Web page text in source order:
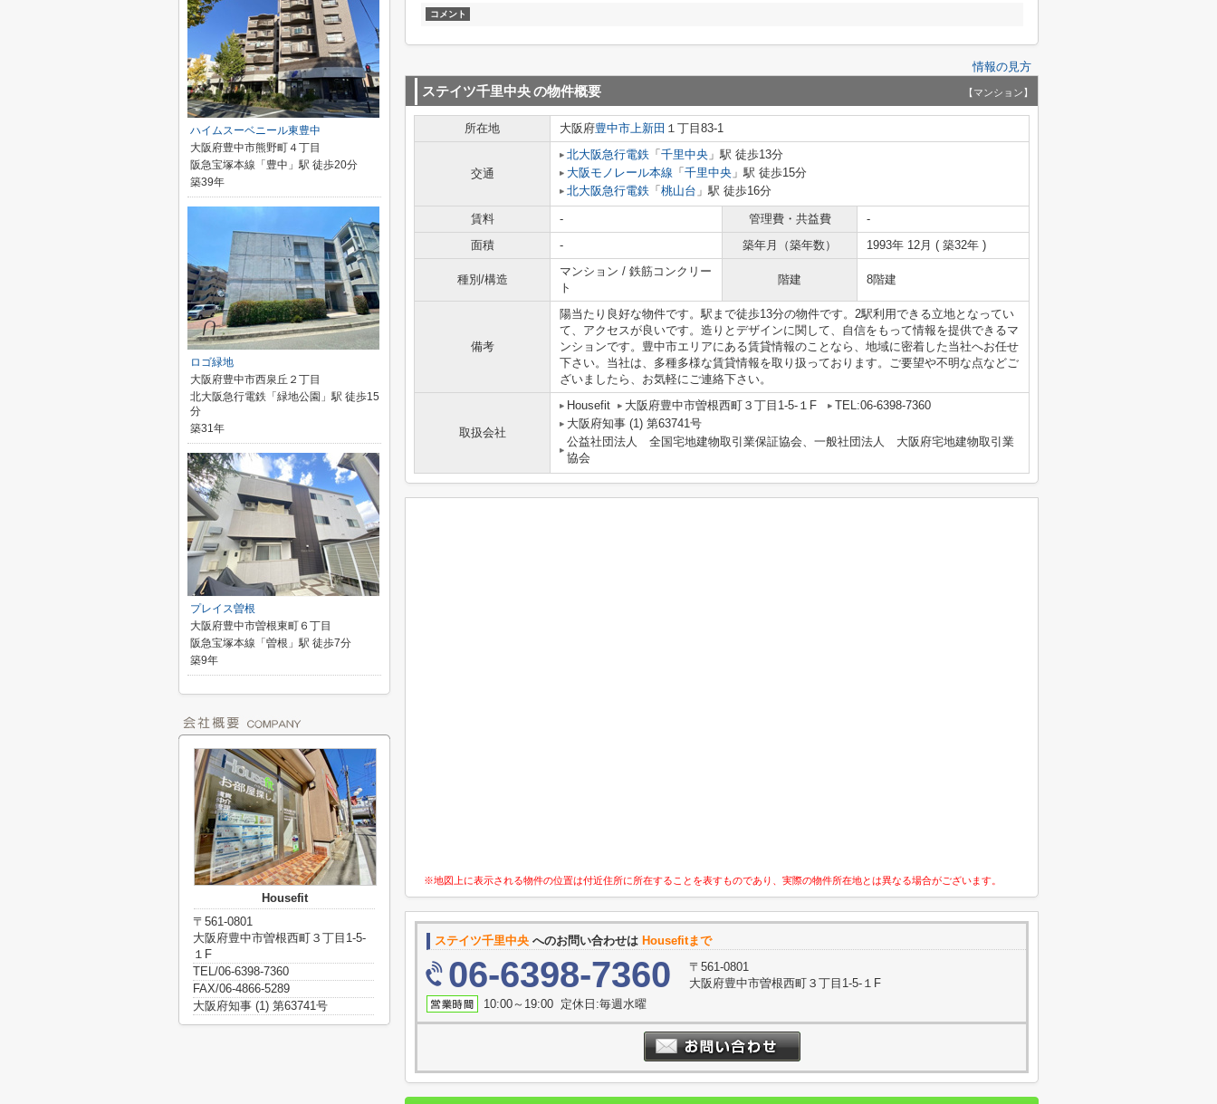
コメント
情報の見方
ステイツ千里中央の物件概要 【マンション】
所在地 大阪府豊中市上新田 １丁目83-1
交通
北大阪急行電鉄 「 千里中央 」駅 徒歩13分
大阪モノレール本線 「 千里中央 」駅 徒歩15分
北大阪急行電鉄 「 桃山台 」駅 徒歩16分
賃料 - 管理費・共益費
-
面積
- 築年月（築年数） 1993年 12月 ( 築32年 )
種別/構造
マンション / 鉄筋コンクリー
ト
階建 8階建
備考
陽当たり良好な物件です。駅まで徒歩13分の物件です。2駅利用できる立地となってい
て、アクセスが良いです。造りとデザインに関して、自信をもって情報を提供できるマ
ンションです。豊中市エリアにある賃貸情報のことなら、地域に密着した当社へお任せ
下さい。当社は、多種多様な賃貸情報を取り扱っております。ご要望や不明な点などご
ざいましたら、お気軽にご連絡下さい。
取扱会社
Housefit 大阪府豊中市曽根西町３丁目1-5-１F
TEL:06-6398-7360
大阪府知事 (1) 第63741号
公益社団法人 全国宅地建物取引業保証協会、一般社団法人 大阪府宅地建物取引業
協会
※地図上に表示される物件の位置は付近住所に所在することを表すものであり、実際の物件所在地とは異なる場合がございます。
ステイツ千里中央 へのお問い合わせは Housefitまで
06-6398-7360
〒561-0801
大阪府豊中市曽根西町３丁目1-5-１F
10:00～19:00 定休日:毎週水曜
ハイムスーベニール東豊中
大阪府豊中市熊野町４丁目
阪急宝塚本線「豊中」駅 徒歩20分
築39年
ロゴ緑地
大阪府豊中市西泉丘２丁目
北大阪急行電鉄「緑地公園」駅 徒歩15
分
築31年
プレイス曽根
大阪府豊中市曽根東町６丁目
阪急宝塚本線「曽根」駅 徒歩7分
築9年
Housefit
〒561-0801
大阪府豊中市曽根西町３丁目1-5-
１F
TEL/06-6398-7360
FAX/06-4866-5289
大阪府知事 (1) 第63741号